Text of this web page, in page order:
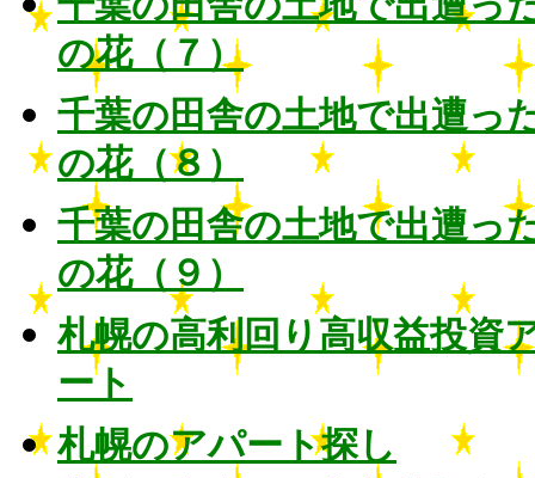
の花（７）
千葉の田舎の土地で出遭っ
の花（８）
千葉の田舎の土地で出遭っ
の花（９）
札幌の高利回り高収益投資
ート
札幌のアパート探し